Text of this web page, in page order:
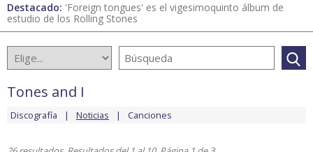
Destacado: 'Foreign tongues' es el vigesimoquinto álbum de
estudio de los Rolling Stones
Tones and I
Discografía Noticias Canciones